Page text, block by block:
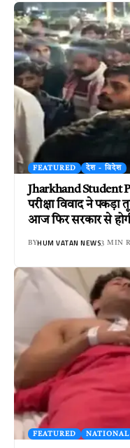
FEATURED देश - विदेश
Jharkhand Student
परीक्षा विवाद ने पकड़ा
आज फिर सरकार से
BYHUM VATAN NEWS3 MIN
FEATURED NATIONAL